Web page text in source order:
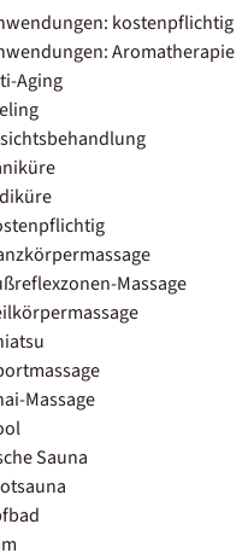
kostenpflichtig
Aromatherapie
Aging
Massage
Massage
Sauna